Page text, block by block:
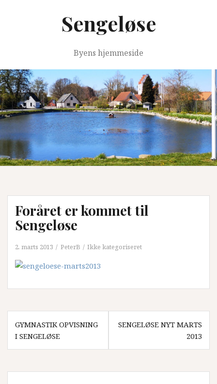
Sengeløse
Byens hjemmeside
Foråret er kommet til
Sengeløse
2. marts 2013 PeterB Ikke kategoriseret
Indlægsnavigation
GYMNASTIK OPVISNING
I SENGELØSE
SENGELØSE NYT MARTS
2013